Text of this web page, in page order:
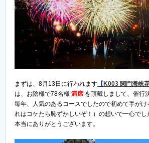
まずは、8月13日に行われます 【 K003 関門海峡
は、お陰様で78名様満席 を頂戴しまして、催行
毎年、人気のあるコースでしたので初めて手がけ
れはコケたら恥ずかしいぞ！）の想いで一心でし
本当にありがとうございます。